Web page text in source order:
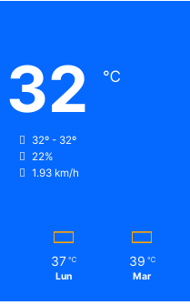
32 ℃
32º - 32º
22%
1.93 km/h
37 ℃
Lun
39 ℃
Mar